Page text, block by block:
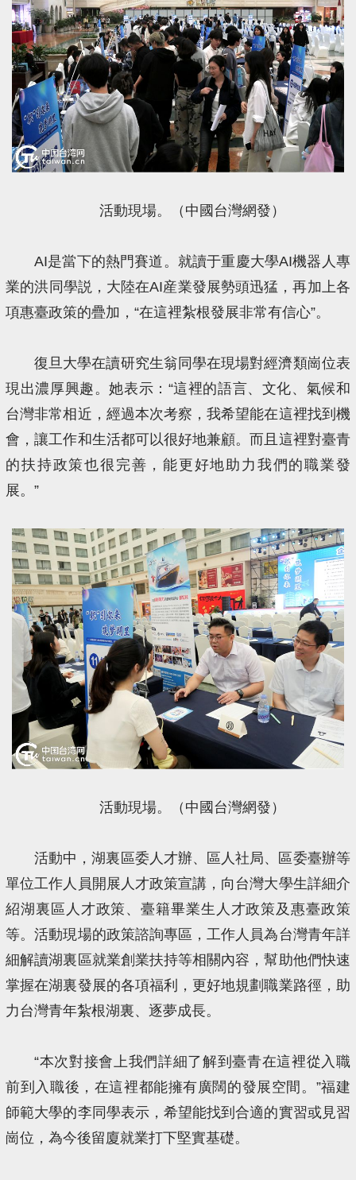
活動現場。（中國台灣網發）
AI是當下的熱門賽道。就讀于重慶大學AI機器人專
業的洪同學説，大陸在AI産業發展勢頭迅猛，再加上各
項惠臺政策的疊加，“在這裡紮根發展非常有信心”。
復旦大學在讀研究生翁同學在現場對經濟類崗位表
現出濃厚興趣。她表示：“這裡的語言、文化、氣候和
台灣非常相近，經過本次考察，我希望能在這裡找到機
會，讓工作和生活都可以很好地兼顧。而且這裡對臺青
的扶持政策也很完善，能更好地助力我們的職業發
展。”
活動現場。（中國台灣網發）
活動中，湖裏區委人才辦、區人社局、區委臺辦等
單位工作人員開展人才政策宣講，向台灣大學生詳細介
紹湖裏區人才政策、臺籍畢業生人才政策及惠臺政策
等。活動現場的政策諮詢專區，工作人員為台灣青年詳
細解讀湖裏區就業創業扶持等相關內容，幫助他們快速
掌握在湖裏發展的各項福利，更好地規劃職業路徑，助
力台灣青年紮根湖裏、逐夢成長。
“本次對接會上我們詳細了解到臺青在這裡從入職
前到入職後，在這裡都能擁有廣闊的發展空間。”福建
師範大學的李同學表示，希望能找到合適的實習或見習
崗位，為今後留廈就業打下堅實基礎。